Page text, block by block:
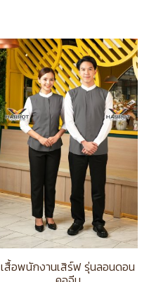
เสื้อพนักงานเสิร์ฟ รุ่นลอนดอน